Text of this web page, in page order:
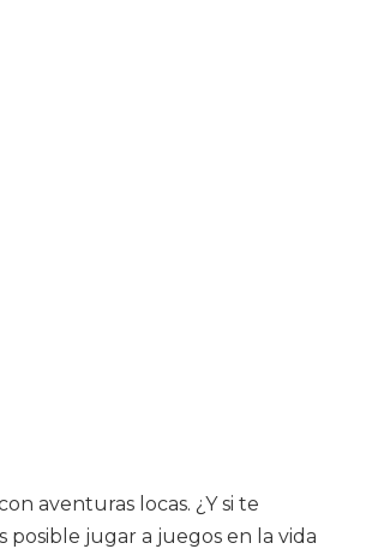
aventuras locas. ¿Y si te
posible jugar a juegos en la vida